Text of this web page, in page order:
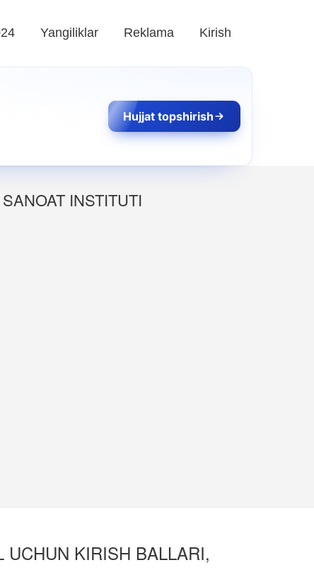
Yangiliklar Reklama Kirish
Hujjat topshirish
INSTITUTI
UCHUN KIRISH BALLARI,